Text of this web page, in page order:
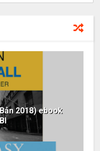
2018) ebook